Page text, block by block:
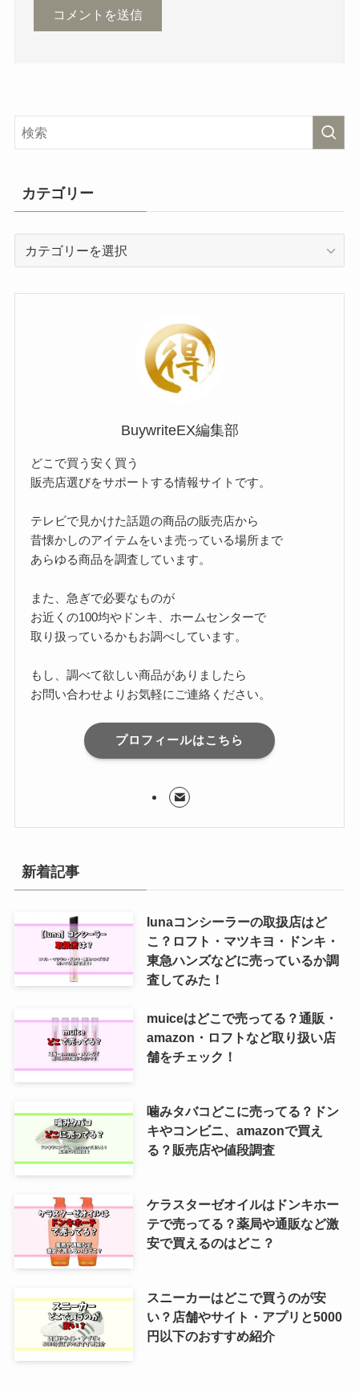
カテゴリー
BuywriteEX編集部
どこで買う安く買う
販売店選びをサポートする情報サイトです。
テレビで見かけた話題の商品の販売店から
昔懐かしのアイテムをいま売っている場所まで
あらゆる商品を調査しています。
また、急ぎで必要なものが
お近くの100均やドンキ、ホームセンターで
取り扱っているかもお調べしています。
もし、調べて欲しい商品がありましたら
お問い合わせよりお気軽にご連絡ください。
プロフィールはこちら
新着記事
lunaコンシーラーの取扱店はど
こ？ロフト・マツキヨ・ドンキ・
東急ハンズなどに売っているか調
査してみた！
muiceはどこで売ってる？通販・
amazon・ロフトなど取り扱い店
舗をチェック！
噛みタバコどこに売ってる？ドン
キやコンビニ、amazonで買え
る？販売店や値段調査
ケラスターゼオイルはドンキホー
テで売ってる？薬局や通販など激
安で買えるのはどこ？
スニーカーはどこで買うのが安
い？店舗やサイト・アプリと5000
円以下のおすすめ紹介